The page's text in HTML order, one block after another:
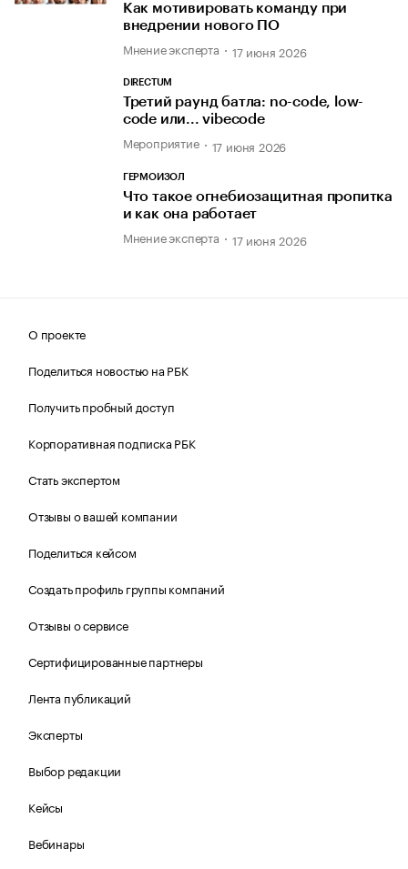
Как мотивировать команду при
внедрении нового ПО
Мнение эксперта 17 июня 2026
DIRECTUM
Третий раунд батла: no-code, low-
code или... vibecode
Мероприятие 17 июня 2026
ГЕРМОИЗОЛ
Что такое огнебиозащитная пропитка
и как она работает
Мнение эксперта 17 июня 2026
О проекте
Поделиться новостью на РБК
Получить пробный доступ
Корпоративная подписка РБК
Стать экспертом
Отзывы о вашей компании
Поделиться кейсом
Создать профиль группы компаний
Отзывы о сервисе
Сертифицированные партнеры
Лента публикаций
Эксперты
Выбор редакции
Кейсы
Вебинары